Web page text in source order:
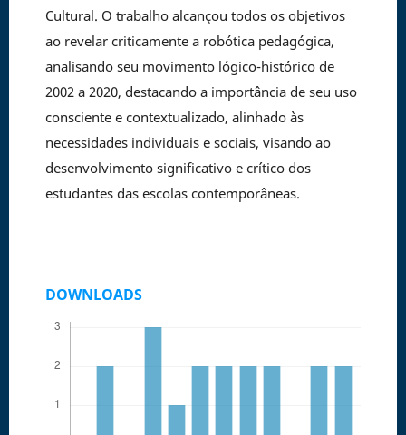
Cultural. O trabalho alcançou todos os objetivos
ao revelar criticamente a robótica pedagógica,
analisando seu movimento lógico-histórico de
2002 a 2020, destacando a importância de seu uso
consciente e contextualizado, alinhado às
necessidades individuais e sociais, visando ao
desenvolvimento significativo e crítico dos
estudantes das escolas contemporâneas.
DOWNLOADS